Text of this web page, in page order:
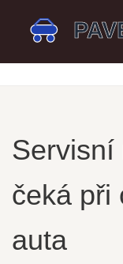
Servisní
čeká při
auta